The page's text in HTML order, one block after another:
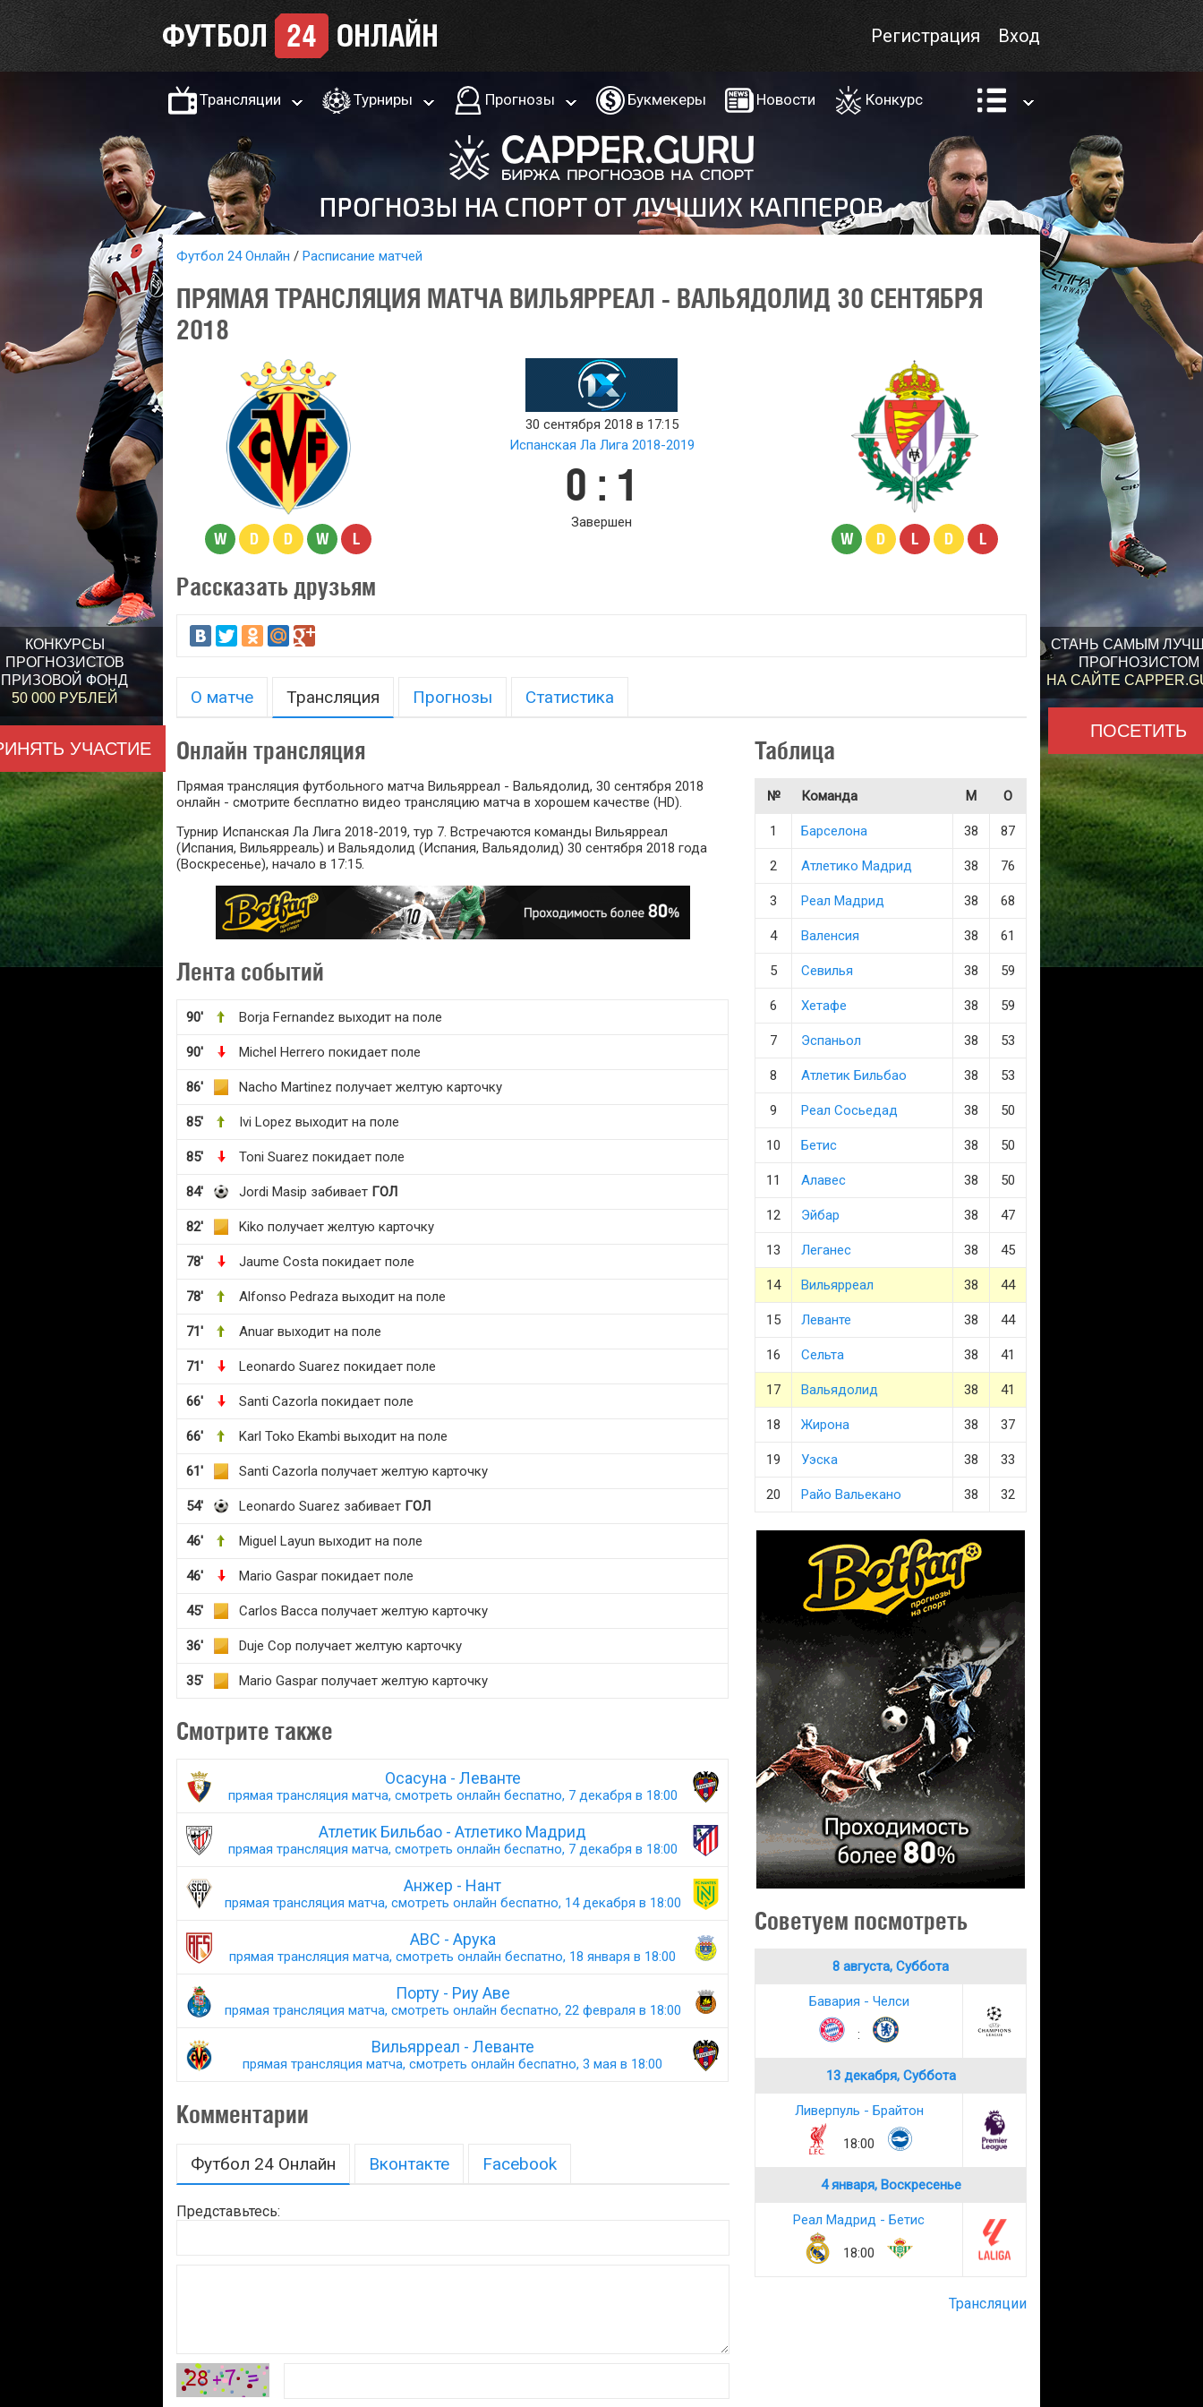
КОНКУРСЫ
ПРОГНОЗИСТОВ
ПРИЗОВОЙ ФОНД
50 000 РУБЛЕЙ
УЧАСТИЕ
СТАНЬ САМЫМ
ПРОГНОЗИСТОМ
НА САЙТЕ
ПОСЕТИТЬ
Вход
Регистрация
Трансляции Турниры Прогнозы Букмекеры Новости Конкурс
Футбол 24 Онлайн Расписание матчей
ПРЯМАЯ ТРАНСЛЯЦИЯ МАТЧА ВИЛЬЯРРЕАЛ - ВАЛЬЯДОЛИД 30 СЕНТЯБРЯ
2018
W D D W L
30 сентября 2018 в 17:15
Испанская Ла Лига 2018-2019
0 : 1
Завершен
W D L D L
Рассказать друзьям
О матче Трансляция Прогнозы Статистика
Онлайн трансляция
Прямая трансляция футбольного матча Вильярреал - Вальядолид, 30 сентября 2018
онлайн - смотрите бесплатно видео трансляцию матча в хорошем качестве (HD).
Турнир Испанская Ла Лига 2018-2019, тур 7. Встречаются команды Вильярреал
(Испания, Вильярреаль) и Вальядолид (Испания, Вальядолид) 30 сентября 2018 года
(Воскресенье), начало в 17:15.
Лента событий
90' Borja Fernandez выходит на поле
90' Michel Herrero покидает поле
86' Nacho Martinez получает желтую карточку
85' Ivi Lopez выходит на поле
85' Toni Suarez покидает поле
84' Jordi Masip забивает ГОЛ
82' Kiko получает желтую карточку
78' Jaume Costa покидает поле
78' Alfonso Pedraza выходит на поле
71' Anuar выходит на поле
71' Leonardo Suarez покидает поле
66' Santi Cazorla покидает поле
66' Karl Toko Ekambi выходит на поле
61' Santi Cazorla получает желтую карточку
54' Leonardo Suarez забивает ГОЛ
46' Miguel Layun выходит на поле
46' Mario Gaspar покидает поле
45' Carlos Bacca получает желтую карточку
36' Duje Cop получает желтую карточку
35' Mario Gaspar получает желтую карточку
Смотрите также
Осасуна - Леванте
прямая трансляция матча, смотреть онлайн беспатно, 7 декабря в 18:00
Атлетик Бильбао - Атлетико Мадрид
прямая трансляция матча, смотреть онлайн беспатно, 7 декабря в 18:00
Анжер - Нант
прямая трансляция матча, смотреть онлайн беспатно, 14 декабря в 18:00
АВС - Арука
прямая трансляция матча, смотреть онлайн беспатно, 18 января в 18:00
Порту - Риу Аве
прямая трансляция матча, смотреть онлайн беспатно, 22 февраля в 18:00
Вильярреал - Леванте
прямая трансляция матча, смотреть онлайн беспатно, 3 мая в 18:00
Комментарии
Футбол 24 Онлайн Вконтакте Facebook
Представьтесь:
Таблица
№ Команда М О
1 Барселона 38 87
2 Атлетико Мадрид 38 76
3 Реал Мадрид 38 68
4 Валенсия 38 61
5 Севилья 38 59
6 Хетафе 38 59
7 Эспаньол 38 53
8 Атлетик Бильбао 38 53
9 Реал Сосьедад 38 50
10 Бетис 38 50
11 Алавес 38 50
12 Эйбар 38 47
13 Леганес 38 45
14 Вильярреал 38 44
15 Леванте 38 44
16 Сельта 38 41
17 Вальядолид 38 41
18 Жирона 38 37
19 Уэска 38 33
20 Райо Вальекано 38 32
Советуем посмотреть
8 августа, Суббота
Бавария - Челси
:
13 декабря, Суббота
Ливерпуль - Брайтон
18:00
4 января, Воскресенье
Реал Мадрид - Бетис
18:00
Трансляции